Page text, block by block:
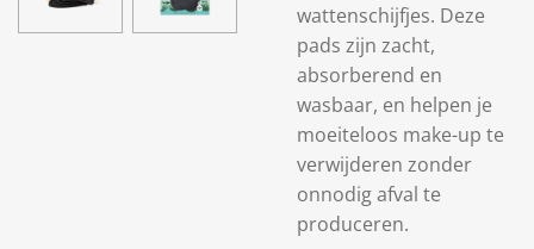
wattenschijfjes. Deze
pads zijn zacht,
absorberend en
wasbaar, en helpen je
moeiteloos make-up te
verwijderen zonder
onnodig afval te
produceren.